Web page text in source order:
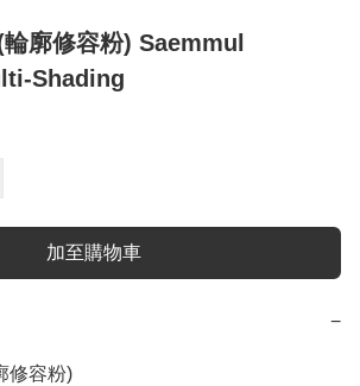
廓修容粉) Saemmul
Shading
加至購物車
−
修容粉)